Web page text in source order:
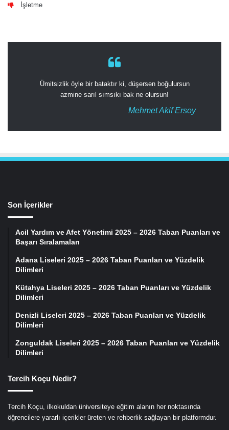
İşletme
Ümitsizlik öyle bir bataktır ki, düşersen boğulursun
azmine sarıl sımsıkı bak ne olursun!
Mehmet Akif Ersoy
Son İçerikler
Acil Yardım ve Afet Yönetimi 2025 – 2026 Taban Puanları ve
Başarı Sıralamaları
Adana Liseleri 2025 – 2026 Taban Puanları ve Yüzdelik
Dilimleri
Kütahya Liseleri 2025 – 2026 Taban Puanları ve Yüzdelik
Dilimleri
Denizli Liseleri 2025 – 2026 Taban Puanları ve Yüzdelik
Dilimleri
Zonguldak Liseleri 2025 – 2026 Taban Puanları ve Yüzdelik
Dilimleri
Tercih Koçu Nedir?
Tercih Koçu, ilkokuldan üniversiteye eğitim alanın her noktasında
öğrencilere yararlı içerikler üreten ve rehberlik sağlayan bir platformdur.